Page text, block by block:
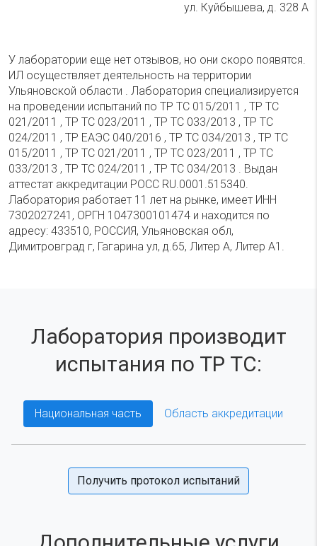
ул. Куйбышева, д. 328 А
У лаборатории еще нет отзывов, но они скоро появятся.
ИЛ осуществляет деятельность на территории
Ульяновской области . Лаборатория специализируется
на проведении испытаний по ТР ТС 015/2011 , ТР ТС
021/2011 , ТР ТС 023/2011 , ТР ТС 033/2013 , ТР ТС
024/2011 , ТР ЕАЭС 040/2016 , ТР ТС 034/2013 , ТР ТС
015/2011 , ТР ТС 021/2011 , ТР ТС 023/2011 , ТР ТС
033/2013 , ТР ТС 024/2011 , ТР ТС 034/2013 . Выдан
аттестат аккредитации РОСС RU.0001.515340.
Лаборатория работает 11 лет на рынке, имеет ИНН
7302027241, ОРГН 1047300101474 и находится по
адресу: 433510, РОССИЯ, Ульяновская обл,
Димитровград г, Гагарина ул, д.65, Литер А, Литер А1.
Лаборатория производит
испытания по ТР ТС:
Национальная часть Область аккредитации
Получить протокол испытаний